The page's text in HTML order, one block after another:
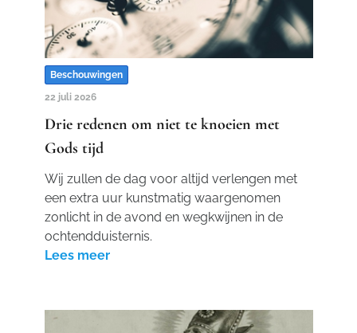
Beschouwingen
22 juli 2026
Drie redenen om niet te knoeien met
Gods tijd
Wij zullen de dag voor altijd verlengen met
een extra uur kunstmatig waargenomen
zonlicht in de avond en wegkwijnen in de
ochtendduisternis.
Lees meer